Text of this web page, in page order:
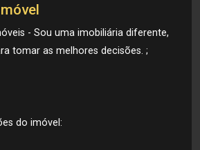
- Sou uma imobiliária diferente,
tomar as melhores decisões. ;
do imóvel: